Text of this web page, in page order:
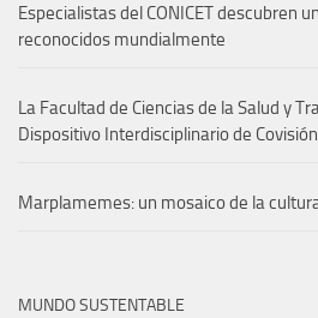
Especialistas del CONICET descubren
reconocidos mundialmente
La Facultad de Ciencias de la Salud y
Dispositivo Interdisciplinario de Covisión
Marplamemes: un mosaico de la
MUNDO SUSTENTABLE